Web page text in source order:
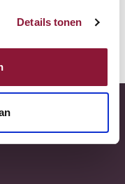
Details tonen